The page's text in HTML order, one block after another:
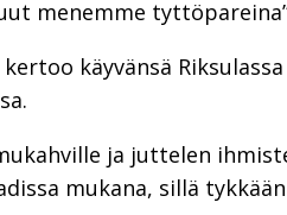
menemme
käyvänsä
ja juttelen
mukana, sillä